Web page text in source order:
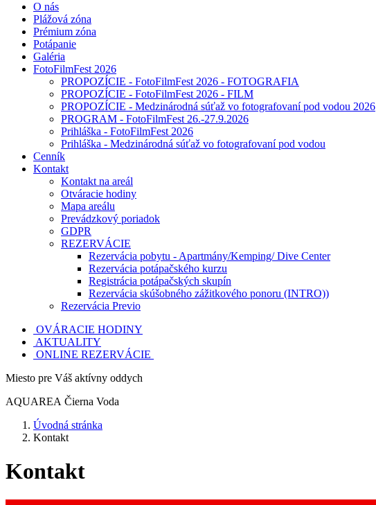
O nás
Plážová zóna
Prémium zóna
Potápanie
Galéria
FotoFilmFest 2026
PROPOZÍCIE - FotoFilmFest 2026 - FOTOGRAFIA
PROPOZÍCIE - FotoFilmFest 2026 - FILM
PROPOZÍCIE - Medzinárodná súťaž vo fotografovaní pod vodou 2026
PROGRAM - FotoFilmFest 26.-27.9.2026
Prihláška - FotoFilmFest 2026
Prihláška - Medzinárodná súťaž vo fotografovaní pod vodou
Cenník
Kontakt
Kontakt na areál
Otváracie hodiny
Mapa areálu
Prevádzkový poriadok
GDPR
REZERVÁCIE
Rezervácia pobytu - Apartmány/Kemping/ Dive Center
Rezervácia potápačského kurzu
Registrácia potápačských skupín
Rezervácia skúšobného zážitkového ponoru (INTRO))
Rezervácia Previo
OVÁRACIE HODINY
AKTUALITY
ONLINE REZERVÁCIE
Miesto pre Váš aktívny oddych
AQUAREA Čierna Voda
Úvodná stránka
Kontakt
Kontakt